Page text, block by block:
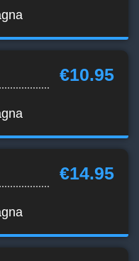
€10.95
€14.95